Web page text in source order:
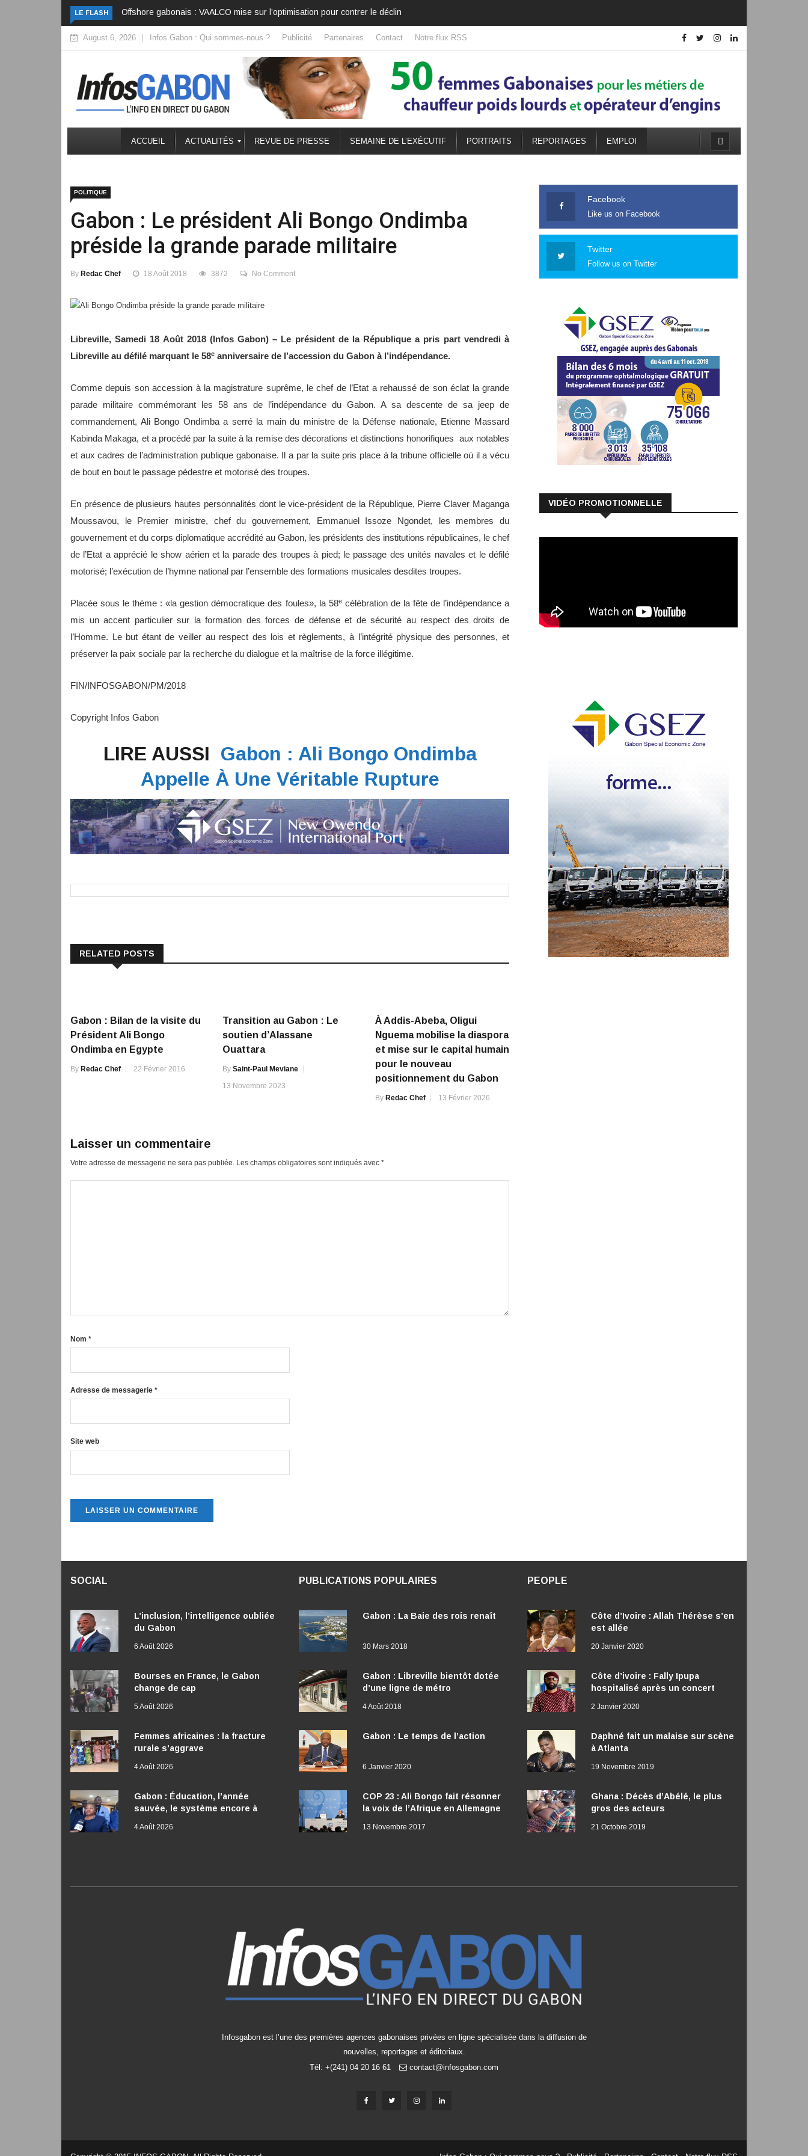
LE FLASH
mise sur l’optimisation pour contrer le déclin Bénin : Talon n’a pas quitté le pouvoir, il l’a déplacé
August 6, 2026 Infos Gabon : Qui sommes-nous ? Publicité Partenaires Contact Notre flux RSS
ACCUEIL ACTUALITÉS REVUE DE PRESSE SEMAINE DE L’EXÉCUTIF PORTRAITS REPORTAGES EMPLOI
POLITIQUE
Gabon : Le président Ali Bongo Ondimba
préside la grande parade militaire
By Redac Chef 18 Août 2018 3872 No Comment
Libreville, Samedi 18 Août 2018 (Infos Gabon) – Le président de la République a pris part vendredi à
Libreville au défilé marquant le 58e anniversaire de l’accession du Gabon à l’indépendance.
Comme depuis son accession à la magistrature suprême, le chef de l’Etat a rehaussé de son éclat la grande
parade militaire commémorant les 58 ans de l’indépendance du Gabon. A sa descente de sa jeep de
commandement, Ali Bongo Ondimba a serré la main du ministre de la Défense nationale, Etienne Massard
Kabinda Makaga, et a procédé par la suite à la remise des décorations et distinctions honorifiques aux notables
et aux cadres de l’administration publique gabonaise. Il a par la suite pris place à la tribune officielle où il a vécu
de bout en bout le passage pédestre et motorisé des troupes.
En présence de plusieurs hautes personnalités dont le vice-président de la République, Pierre Claver Maganga
Moussavou, le Premier ministre, chef du gouvernement, Emmanuel Issoze Ngondet, les membres du
gouvernement et du corps diplomatique accrédité au Gabon, les présidents des institutions républicaines, le chef
de l’Etat a apprécié le show aérien et la parade des troupes à pied; le passage des unités navales et le défilé
motorisé; l’exécution de l’hymne national par l’ensemble des formations musicales desdites troupes.
Placée sous le thème : «la gestion démocratique des foules», la 58ecélébration de la fête de l’indépendance a
mis un accent particulier sur la formation des forces de défense et de sécurité au respect des droits de
l’Homme. Le but étant de veiller au respect des lois et règlements, à l’intégrité physique des personnes, et
préserver la paix sociale par la recherche du dialogue et la maîtrise de la force illégitime.
FIN/INFOSGABON/PM/2018
Copyright Infos Gabon
LIRE AUSSI Gabon : Ali Bongo Ondimba
Appelle À Une Véritable Rupture
RELATED POSTS
Gabon : Bilan de la visite du
Président Ali Bongo
Ondimba en Egypte
By Redac Chef 22 Février 2016
Transition au Gabon : Le
soutien d’Alassane
Ouattara
BySaint-Paul Meviane
13 Novembre 2023
À Addis-Abeba, Oligui
Nguema mobilise la diaspora
et mise sur le capital humain
pour le nouveau
positionnement du Gabon
By Redac Chef 13 Février 2026
Laisser un commentaire
Votre adresse de messagerie ne sera pas publiée. Les champs obligatoires sont indiqués avec *
Nom *
Adresse de messagerie *
Site web
Facebook
Like us on Facebook
Twitter
Follow us on Twitter
VIDÉO PROMOTIONNELLE
SOCIAL
L’inclusion, l’intelligence oubliée
du Gabon
6 Août 2026
Bourses en France, le Gabon
change de cap
5 Août 2026
Femmes africaines : la fracture
rurale s’aggrave
4 Août 2026
Gabon : Éducation, l’année
sauvée, le système encore à
4 Août 2026
PUBLICATIONS POPULAIRES
Gabon : La Baie des rois renaît
30 Mars 2018
Gabon : Libreville bientôt dotée
d’une ligne de métro
4 Août 2018
Gabon : Le temps de l’action
6 Janvier 2020
COP 23 : Ali Bongo fait résonner
la voix de l’Afrique en Allemagne
13 Novembre 2017
PEOPLE
Côte d’Ivoire : Allah Thérèse s’en
est allée
20 Janvier 2020
Côte d’ivoire : Fally Ipupa
hospitalisé après un concert
2 Janvier 2020
Daphné fait un malaise sur scène
à Atlanta
19 Novembre 2019
Ghana : Décès d’Abélé, le plus
gros des acteurs
21 Octobre 2019
Infosgabon est l’une des premières agences gabonaises privées en ligne spécialisée dans la diffusion de
nouvelles, reportages et éditoriaux.
Tél: +(241) 04 20 16 61
contact@infosgabon.com